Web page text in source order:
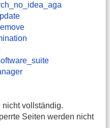
vollständig.
Seiten werden nicht